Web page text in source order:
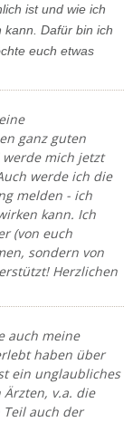
ist und wie ich
Dafür bin ich
euch etwas
ganz guten
mich jetzt
werde ich die
melden - ich
kann. Ich
(von euch
sondern von
Herzlichen
auch meine
haben über
ein unglaubliches
v.a. die
auch der